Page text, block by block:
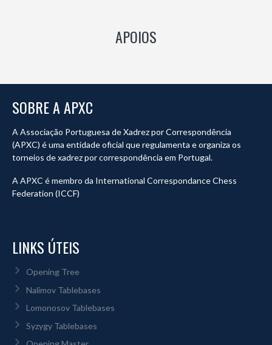
APOIOS
SOBRE A APXC
A Associação Portuguesa de Xadrez por Correspondência
(APXC) é uma entidade oficial que regulamenta e organiza os
torneios de xadrez por correspondência em Portugal.
A APXC é membro da International Correspondance Chess
Federation (ICCF)
LINKS ÚTEIS
Opening Tree
Nalimov Tablebases
Lomonosov Tablebases
Syzygy Tablebases